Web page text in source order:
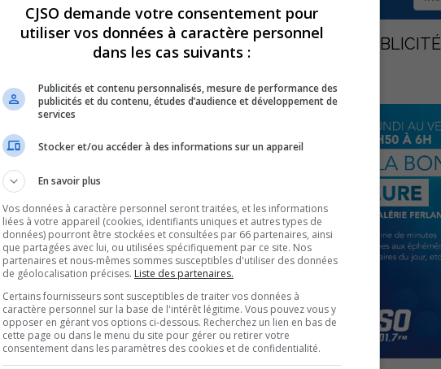
OPINION ÉMISSIONS CONCOURS PUBLICITÉ
151109_LL0EW_AETD-SAMPAR_SN635
CJSO demande votre consentement pour
utiliser vos données à caractère personnel
dans les cas suivants :
Publicités et contenu personnalisés, mesure de performance des
publicités et du contenu, études d’audience et développement de
services
Stocker et/ou accéder à des informations sur un appareil
En savoir plus
Vos données à caractère personnel seront traitées, et les informations
liées à votre appareil (cookies, identifiants uniques et autres types de
données) pourront être stockées et consultées par 66 partenaires, ainsi
que partagées avec lui, ou utilisées spécifiquement par ce site. Nos
partenaires et nous-mêmes sommes susceptibles d'utiliser des données
de géolocalisation précises. Liste des partenaires.
Certains fournisseurs sont susceptibles de traiter vos données à
caractère personnel sur la base de l'intérêt légitime. Vous pouvez vous y
opposer en gérant vos options ci-dessous. Recherchez un lien en bas de
cette page ou dans le menu du site pour gérer ou retirer votre
consentement dans les paramètres des cookies et de confidentialité.